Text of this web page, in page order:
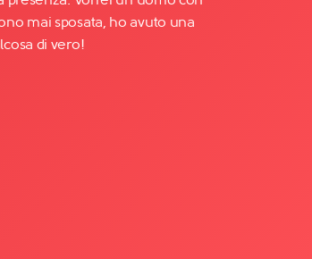
mai sposata, ho avuto una
di vero!